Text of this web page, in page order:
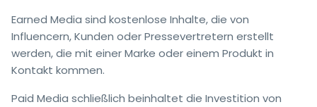
Earned Media sind kostenlose Inhalte, die von
Influencern, Kunden oder Pressevertretern erstellt
werden, die mit einer Marke oder einem Produkt in
Kontakt kommen.
Paid Media schließlich beinhaltet die Investition von